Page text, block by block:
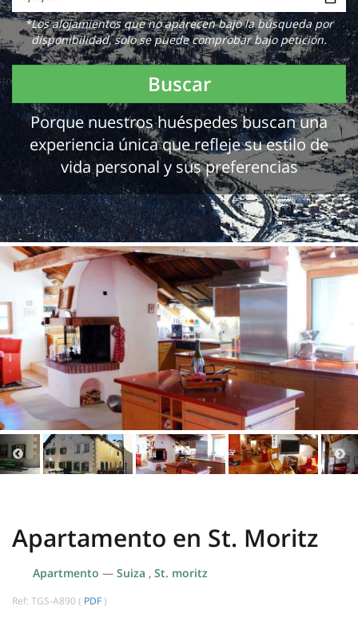
*Los alojamientos que no aparecen bajo la búsqueda por
disponibilidad, solo se puede comprobar bajo petición.
Buscar
Porque nuestros huéspedes buscan una
experiencia única que refleje su estilo de
vida personal y sus preferencias
Apartamento en St. Moritz
Apartmento — Suiza , St. moritz
Ref: TGS-A890 ( PDF )